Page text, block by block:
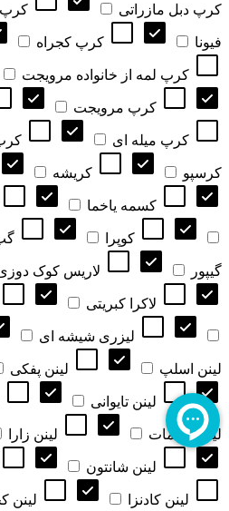
کرپ دبل مازراتی کرپ
فیونا کرپ کجراه
کرپ لمه از خانواده مرویجت
کرپ مرویجت
کرپ میله ای
کرسپو کریشه
کسمه یاخما
کوپرا
گیپور لاریس کوک
لاکرا کبریتی
لیزری شیشه ای
لینن اسلپ لینن پفکی
لینن تایوانی
لینن دیپلمات لینن زارا
لینن شانتون
لینن کادنزا لینن